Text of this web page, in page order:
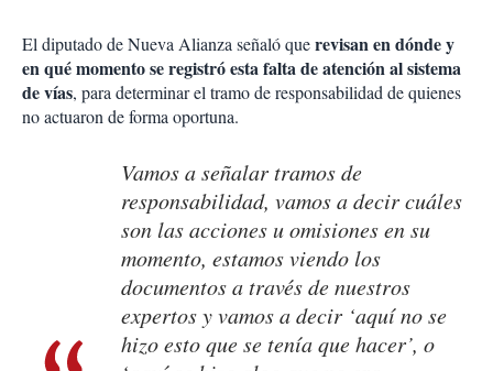
El diputado de Nueva Alianza señaló querevisan en dónde y
en qué momento se registró esta falta de atención al sistema
de vías, para determinar el tramo de responsabilidad de quienes
no actuaron de forma oportuna.
Vamos a señalar tramos de
responsabilidad, vamos a decir cuáles
son las acciones u omisiones en su
momento, estamos viendo los
documentos a través de nuestros
expertos y vamos a decir ‘aquí no se
hizo esto que se tenía que hacer’, o